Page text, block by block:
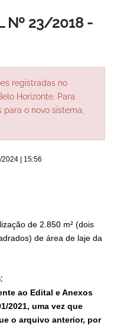
Nº 23/2018 -
registradas no
Horizonte. Para
o novo sistema,
2024 | 15:56
de 2.850 m² (dois
de área de laje da
ao Edital e Anexos
2021, uma vez que
o arquivo anterior, por